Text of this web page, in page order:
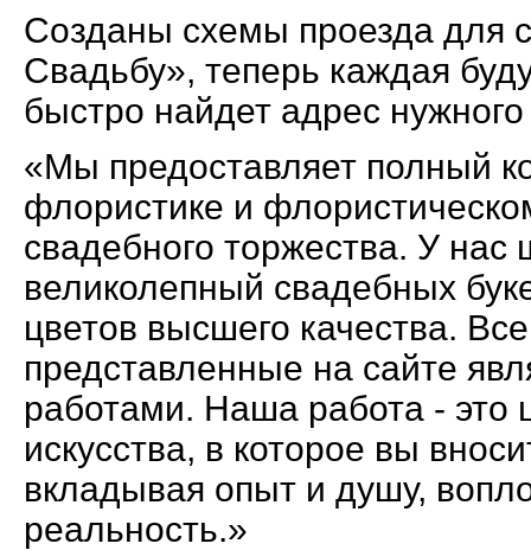
Созданы схемы проезда для
Свадьбу», теперь каждая
быстро найдет адрес
«Мы предоставляет полный
флористике и
свадебного торжества. У
великолепный свадебных
цветов высшего качества.
представленные на сайте
работами. Наша работа - это
искусства, в которое вы
вкладывая опыт и душу,
реальность.»